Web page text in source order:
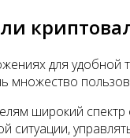
для
множество
широкий
ситуации,